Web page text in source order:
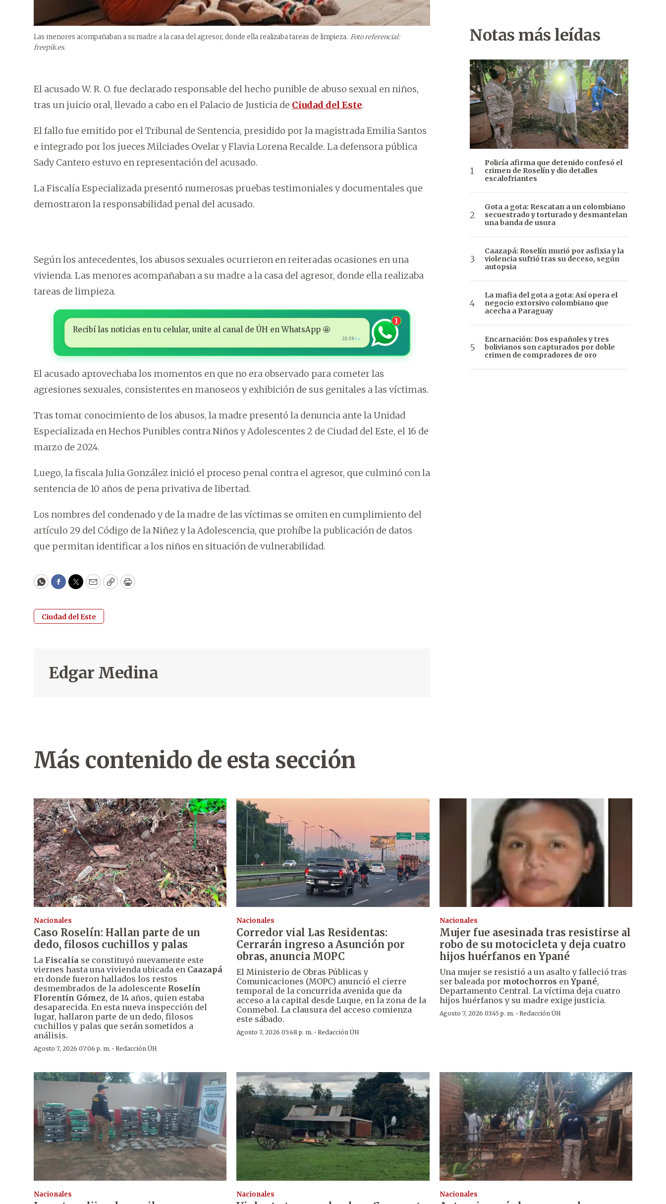
Las menores acompañaban a su madre a la casa del agresor, donde ella realizaba tareas de limpieza. Foto referencial:
freepik.es.
El acusado W. R. O. fue declarado responsable del hecho punible de abuso sexual en niños,
tras un juicio oral, llevado a cabo en el Palacio de Justicia de Ciudad del Este.
El fallo fue emitido por el Tribunal de Sentencia, presidido por la magistrada Emilia Santos
e integrado por los jueces Milciades Ovelar y Flavia Lorena Recalde. La defensora pública
Sady Cantero estuvo en representación del acusado.
La Fiscalía Especializada presentó numerosas pruebas testimoniales y documentales que
demostraron la responsabilidad penal del acusado.
Según los antecedentes, los abusos sexuales ocurrieron en reiteradas ocasiones en una
vivienda. Las menores acompañaban a su madre a la casa del agresor, donde ella realizaba
tareas de limpieza.
Recibí las noticias en tu celular, unite al canal de ÚH en WhatsApp 🤩
22:29 ✓✓
1
El acusado aprovechaba los momentos en que no era observado para cometer las
agresiones sexuales, consistentes en manoseos y exhibición de sus genitales a las víctimas.
Tras tomar conocimiento de los abusos, la madre presentó la denuncia ante la Unidad
Especializada en Hechos Punibles contra Niños y Adolescentes 2 de Ciudad del Este, el 16 de
marzo de 2024.
Luego, la fiscala Julia González inició el proceso penal contra el agresor, que culminó con la
sentencia de 10 años de pena privativa de libertad.
Los nombres del condenado y de la madre de las víctimas se omiten en cumplimiento del
artículo 29 del Código de la Niñez y la Adolescencia, que prohíbe la publicación de datos
que permitan identificar a los niños en situación de vulnerabilidad.
WhatsApp
Facebook
Twitter
EmailCopyPrint
Ciudad del Este
Edgar Medina
Notas más leídas
Policía afirma que detenido confesó el
crimen de Roselín y dio detalles
escalofriantes
Gota a gota: Rescatan a un colombiano
secuestrado y torturado y desmantelan
una banda de usura
Caazapá: Roselín murió por asfixia y la
violencia sufrió tras su deceso, según
autopsia
La mafia del gota a gota: Así opera el
negocio extorsivo colombiano que
acecha a Paraguay
Encarnación: Dos españoles y tres
bolivianos son capturados por doble
crimen de compradores de oro
Más contenido de esta sección
Nacionales
Caso Roselín: Hallan parte de un
dedo, filosos cuchillos y palas
La Fiscalía se constituyó nuevamente este
viernes hasta una vivienda ubicada en Caazapá
en donde fueron hallados los restos
desmembrados de la adolescente Roselín
Florentín Gómez, de 14 años, quien estaba
desaparecida. En esta nueva inspección del
lugar, hallaron parte de un dedo, filosos
cuchillos y palas que serán sometidos a
análisis.
Agosto 7, 2026 07:06 p. m. · Redacción ÚH
Nacionales
Corredor vial Las Residentas:
Cerrarán ingreso a Asunción por
obras, anuncia MOPC
El Ministerio de Obras Públicas y
Comunicaciones (MOPC) anunció el cierre
temporal de la concurrida avenida que da
acceso a la capital desde Luque, en la zona de la
Conmebol. La clausura del acceso comienza
este sábado.
Agosto 7, 2026 05:48 p. m. ·Redacción ÚH
Nacionales
Mujer fue asesinada tras resistirse al
robo de su motocicleta y deja cuatro
hijos huérfanos en Ypané
Una mujer se resistió a un asalto y falleció tras
ser baleada por motochorros en Ypané,
Departamento Central. La víctima deja cuatro
hijos huérfanos y su madre exige justicia.
Agosto 7, 2026 03:45 p. m. · Redacción ÚH
Nacionales Nacionales Nacionales